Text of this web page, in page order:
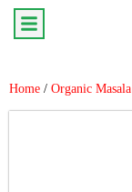
Home / Organic Masala